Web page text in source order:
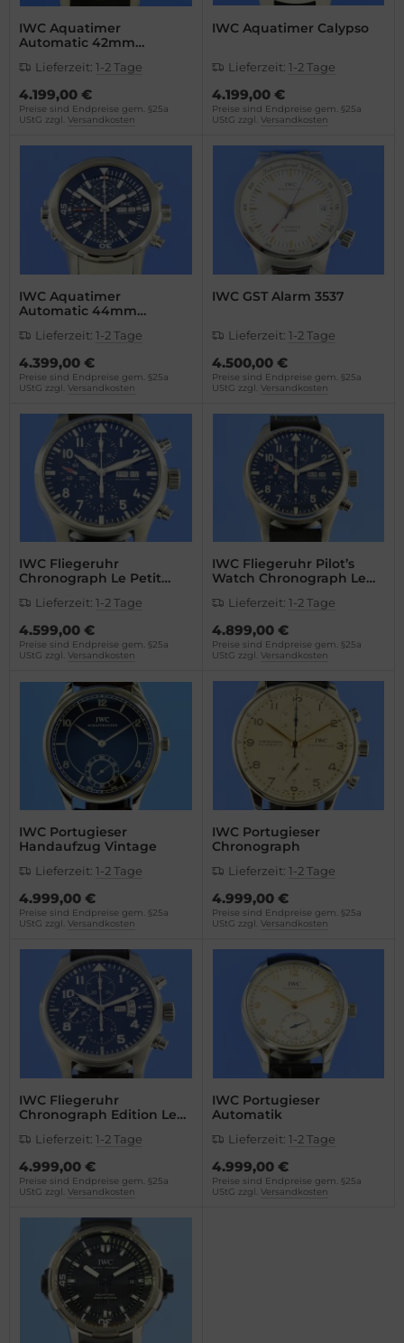
IWC Aquatimer
Automatic 42mm
Lieferzeit: 1-2 Tage
4.199,00 €
Preise sind Endpreise gem. §25a
UStG zzgl. Versandkosten
IWC Aquatimer Calypso
Lieferzeit: 1-2 Tage
4.199,00 €
Preise sind Endpreise gem. §25a
UStG zzgl. Versandkosten
IWC Aquatimer
Automatic 44mm
Chronograph
Lieferzeit: 1-2 Tage
4.399,00 €
Preise sind Endpreise gem. §25a
UStG zzgl. Versandkosten
IWC GST Alarm 3537
Lieferzeit: 1-2 Tage
4.500,00 €
Preise sind Endpreise gem. §25a
UStG zzgl. Versandkosten
IWC Fliegeruhr
Chronograph Le Petit
Lieferzeit: 1-2 Tage
4.599,00 €
Preise sind Endpreise gem. §25a
UStG zzgl. Versandkosten
IWC Fliegeruhr Pilot’s
Watch Chronograph Le
Lieferzeit: 1-2 Tage
4.899,00 €
Preise sind Endpreise gem. §25a
UStG zzgl. Versandkosten
IWC Portugieser
Handaufzug Vintage
Lieferzeit: 1-2 Tage
4.999,00 €
Preise sind Endpreise gem. §25a
UStG zzgl. Versandkosten
IWC Portugieser
Chronograph
Lieferzeit: 1-2 Tage
4.999,00 €
Preise sind Endpreise gem. §25a
UStG zzgl. Versandkosten
IWC Fliegeruhr
Chronograph Edition Le
Lieferzeit: 1-2 Tage
4.999,00 €
Preise sind Endpreise gem. §25a
UStG zzgl. Versandkosten
IWC Portugieser
Automatik
Lieferzeit: 1-2 Tage
4.999,00 €
Preise sind Endpreise gem. §25a
UStG zzgl. Versandkosten
Heuer